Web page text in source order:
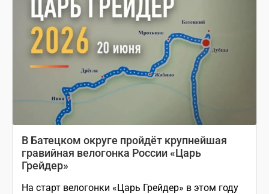
В Батецком округе пройдёт крупнейшая
гравийная велогонка России «Царь
Грейдер»
На старт велогонки «Царь Грейдер» в этом году